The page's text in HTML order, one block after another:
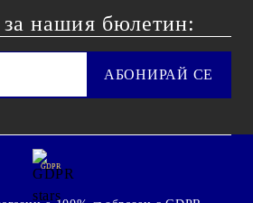
нашия бюлетин:
GDPR